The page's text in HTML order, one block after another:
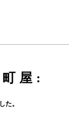
屋:
た。